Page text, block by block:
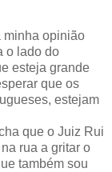
minha opinião
o lado do
esteja grande
que os
estejam
que o Juiz Rui
rua a gritar o
também sou